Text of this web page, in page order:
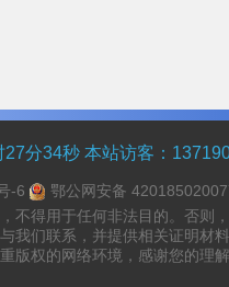
27分34秒 本站访客：
-6
鄂公网安备
不得用于任何非法目的。否则
我们联系，并提供相关证明材
权的网络环境，感谢您的理解